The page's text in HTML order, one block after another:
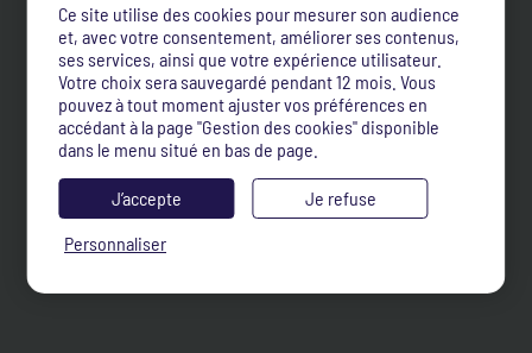
Ce site utilise des cookies pour mesurer son audience
et, avec votre consentement, améliorer ses contenus,
ses services, ainsi que votre expérience utilisateur.
Votre choix sera sauvegardé pendant 12 mois. Vous
pouvez à tout moment ajuster vos préférences en
accédant à la page "Gestion des cookies" disponible
dans le menu situé en bas de page.
J’accepte
Je refuse
Personnaliser